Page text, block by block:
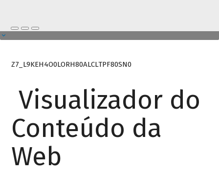
Z7_L9KEH4O0LORH80ALCLTPF80SN0
Visualizador do
Conteúdo da
Web